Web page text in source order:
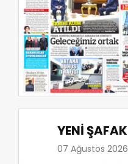
YENİ ŞAFAK
07 Ağustos 2026